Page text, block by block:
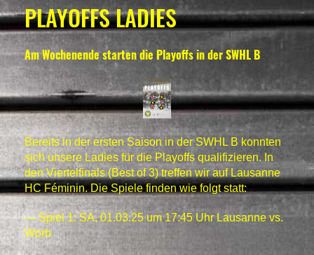
PLAYOFFS LADIES
Am Wochenende starten die Playoffs in der SWHL B
Bereits in der ersten Saison in der SWHL B konnten
sich unsere Ladies für die Playoffs qualifizieren. In
den Viertelfinals (Best of 3) treffen wir auf Lausanne
HC Féminin. Die Spiele finden wie folgt statt:
— Spiel 1: SA, 01.03.25 um 17:45 Uhr Lausanne vs.
Worb